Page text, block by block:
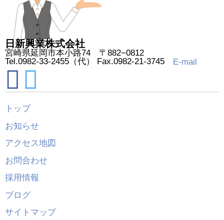
日新興業株式会社
宮崎県延岡市本小路74 〒882−0812
Tel.0982-33-2455（代） Fax.0982-21-3745 E-mail
トップ
お知らせ
アクセス地図
お問合わせ
採用情報
ブログ
サイトマップ